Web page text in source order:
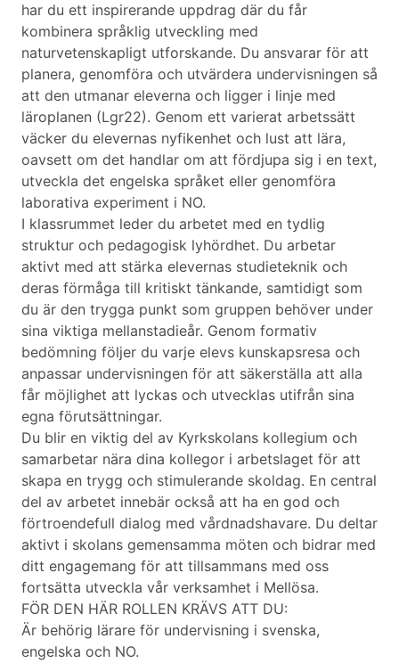
har du ett inspirerande uppdrag där du får
kombinera språklig utveckling med
naturvetenskapligt utforskande. Du ansvarar för att
planera, genomföra och utvärdera undervisningen så
att den utmanar eleverna och ligger i linje med
läroplanen (Lgr22). Genom ett varierat arbetssätt
väcker du elevernas nyfikenhet och lust att lära,
oavsett om det handlar om att fördjupa sig i en text,
utveckla det engelska språket eller genomföra
laborativa experiment i NO.
I klassrummet leder du arbetet med en tydlig
struktur och pedagogisk lyhördhet. Du arbetar
aktivt med att stärka elevernas studieteknik och
deras förmåga till kritiskt tänkande, samtidigt som
du är den trygga punkt som gruppen behöver under
sina viktiga mellanstadieår. Genom formativ
bedömning följer du varje elevs kunskapsresa och
anpassar undervisningen för att säkerställa att alla
får möjlighet att lyckas och utvecklas utifrån sina
egna förutsättningar.
Du blir en viktig del av Kyrkskolans kollegium och
samarbetar nära dina kollegor i arbetslaget för att
skapa en trygg och stimulerande skoldag. En central
del av arbetet innebär också att ha en god och
förtroendefull dialog med vårdnadshavare. Du deltar
aktivt i skolans gemensamma möten och bidrar med
ditt engagemang för att tillsammans med oss
fortsätta utveckla vår verksamhet i Mellösa.
FÖR DEN HÄR ROLLEN KRÄVS ATT DU:
Är behörig lärare för undervisning i svenska,
engelska och NO.